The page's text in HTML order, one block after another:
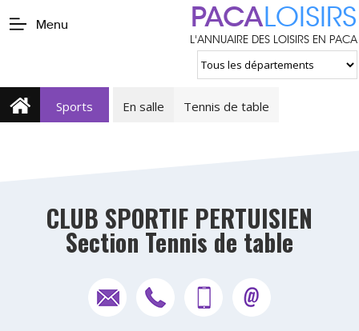
Menu PACALOISIRS
L'ANNUAIRE DES LOISIRS EN PACA
Sports En salle Tennis de table
CLUB SPORTIF PERTUISIEN
Section Tennis de table